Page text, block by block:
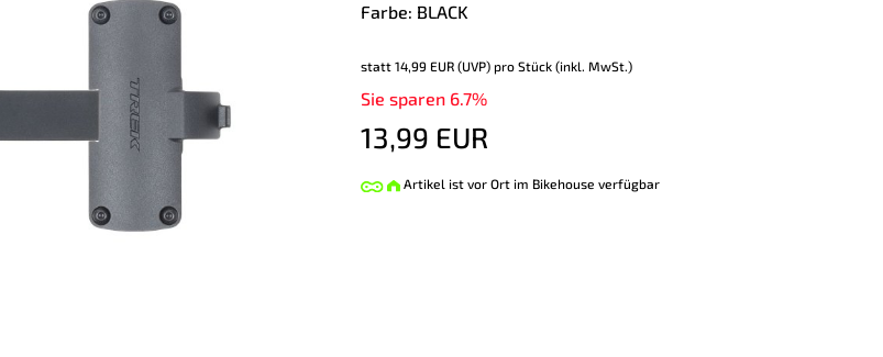
Farbe: BLACK
statt 14,99 EUR(UVP) pro Stück (inkl. MwSt.)
Sie sparen 6.7%
13,99 EUR
Artikel ist vor Ort im Bikehouse verfügbar